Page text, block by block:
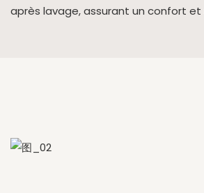
après lavage, assurant un confort